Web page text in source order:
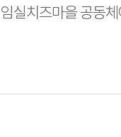
임실치즈마을 공동